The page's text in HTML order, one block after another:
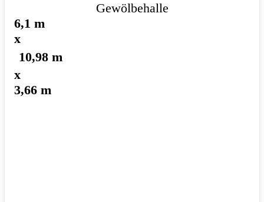
Gewölbehalle
6,1 m
x
10,98 m
x
3,66 m